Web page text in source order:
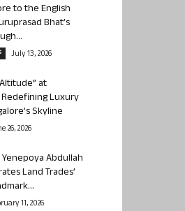
to the English
Bhat’s
July 13, 2026
at
Luxury
Skyline
26, 2026
Abdullah
Land Trades’
11, 2026